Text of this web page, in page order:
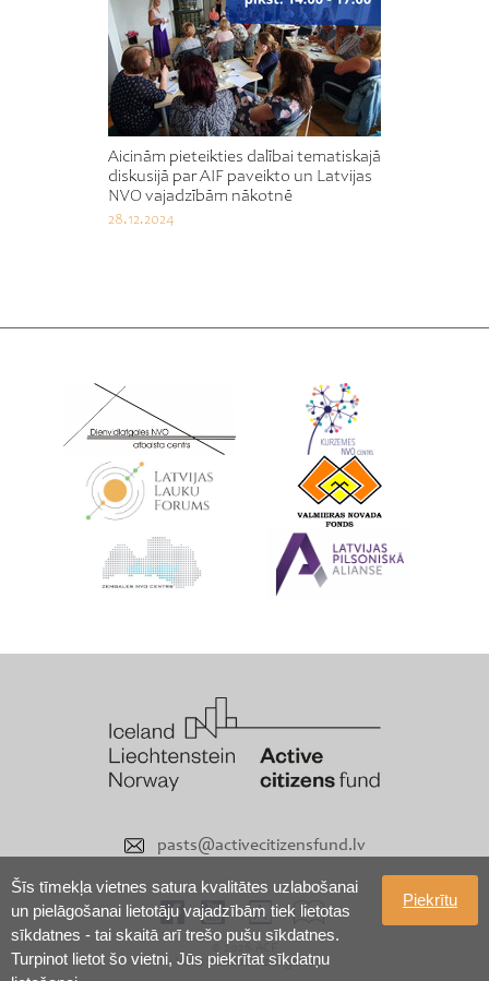
Šīs tīmekļa vietnes satura kvalitātes uzlabošanai
un pielāgošanai lietotāju vajadzībām tiek lietotas
sīkdatnes - tai skaitā arī trešo pušu sīkdatnes.
Turpinot lietot šo vietni, Jūs piekrītat sīkdatņu
Piekrītu
Aicinām pieteikties dalībai tematiskajā
diskusijā par AIF paveikto un Latvijas
NVO vajadzībām nākotnē
28.12.2024
pasts@activecitizensfund.lv
Visas tiesības aizsargātas